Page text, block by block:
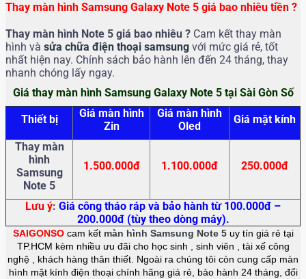
Thay màn hình Samsung Galaxy Note 5 giá bao nhiêu tiền ?
Thay màn hình Note 5 giá bao nhiêu ? Cam kết thay màn
hình và sửa chữa điện thoại samsung với mức giá rẻ, tốt
nhất hiện nay. Chính sách bảo hành lên đến 24 tháng, thay
nhanh chóng lấy ngay.
Giá thay màn hình Samsung Galaxy Note 5 tại Sài Gòn Số
Thiết bị
Giá màn hình
Zin
Giá màn hình
Oled
Giá mặt kính
Thay màn
hình
Samsung
Note 5
1.500.000đ 1.100.000đ 250.000đ
Lưu ý: Giá công tháo ráp và bảo hành từ 100.000đ –
200.000đ (tùy theo dòng máy).
SAIGONSO cam kết màn hình Samsung Note 5 uy tín giá rẻ tại
TP.HCM kèm nhiều ưu đãi cho học sinh , sinh viên , tài xế công
nghệ , khách hàng thân thiết. Ngoài ra chúng tôi còn cung cấp màn
hình mặt kính điện thoại chính hãng giá rẻ, bảo hành 24 tháng, đổi